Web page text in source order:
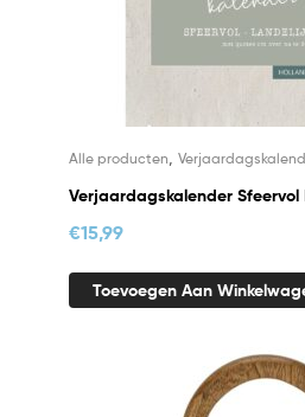
Alle producten
Verjaardagskalender Sfeervol
€15,99
Toevoegen Aan